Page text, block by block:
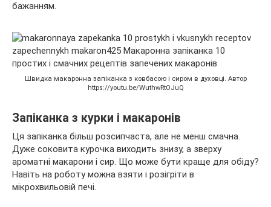
бажанням.
Швидка макаронна запіканка з ковбасою і сиром в духовці. Автор
https://youtu.be/WuthwRtOJuQ
Запіканка з курки і макаронів
Ця запіканка більш розсипчаста, але не менш смачна.
Дуже соковита курочка виходить знизу, а зверху
ароматні макарони і сир. Що може бути краще для обіду?
Навіть на роботу можна взяти і розігріти в
мікрохвильовій печі.